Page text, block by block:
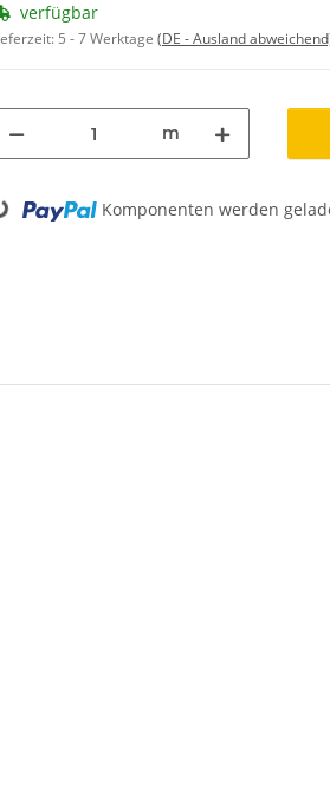
verfügbar
5 - 7 Werktage (DE - Ausland
m
Komponenten werden